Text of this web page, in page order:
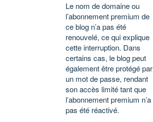
Le nom de domaine ou
l’abonnement premium de
ce blog n’a pas été
renouvelé, ce qui explique
cette interruption. Dans
certains cas, le blog peut
également être protégé par
un mot de passe, rendant
son accès limité tant que
l’abonnement premium n’a
pas été réactivé.